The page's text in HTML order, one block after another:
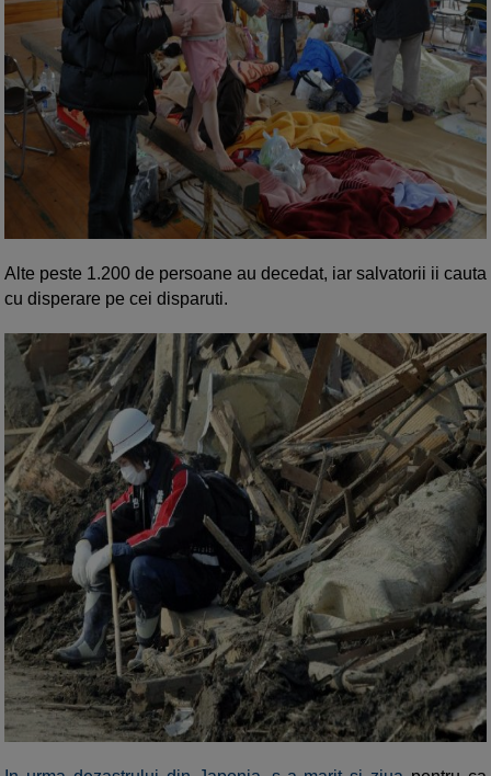
Alte peste 1.200 de persoane au decedat, iar salvatorii ii cauta
cu disperare pe cei disparuti.